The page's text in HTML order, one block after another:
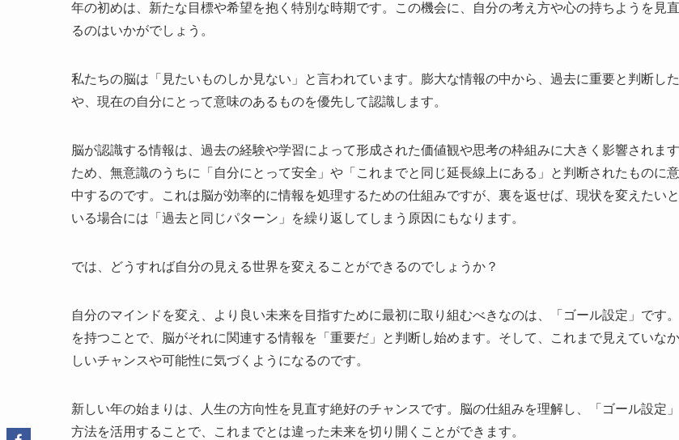
年の初めは、新たな目標や希望を抱く特別な時期です。この機会に、自分の考え方や心の持ちようを見
るのはいかがでしょう。
私たちの脳は「見たいものしか見ない」と言われています。膨大な情報の中から、過去に重要と判断し
や、現在の自分にとって意味のあるものを優先して認識します。
脳が認識する情報は、過去の経験や学習によって形成された価値観や思考の枠組みに大きく影響されま
ため、無意識のうちに「自分にとって安全」や「これまでと同じ延長線上にある」と判断されたものに
中するのです。これは脳が効率的に情報を処理するための仕組みですが、裏を返せば、現状を変えたい
いる場合には「過去と同じパターン」を繰り返してしまう原因にもなります。
では、どうすれば自分の見える世界を変えることができるのでしょうか？
自分のマインドを変え、より良い未来を目指すために最初に取り組むべきなのは、「ゴール設定」です
を持つことで、脳がそれに関連する情報を「重要だ」と判断し始めます。そして、これまで見えていな
しいチャンスや可能性に気づくようになるのです。
新しい年の始まりは、人生の方向性を見直す絶好のチャンスです。脳の仕組みを理解し、「ゴール設定
方法を活用することで、これまでとは違った未来を切り開くことができます。